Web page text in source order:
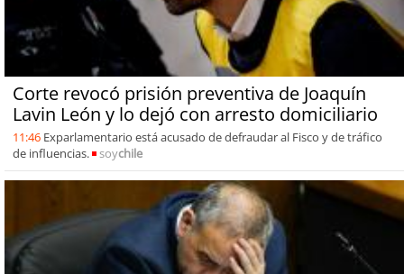
Corte revocó prisión preventiva de Joaquín
Lavin León y lo dejó con arresto domiciliario
11:46 Exparlamentario está acusado de defraudar al Fisco y de tráfico
de influencias.
soychile